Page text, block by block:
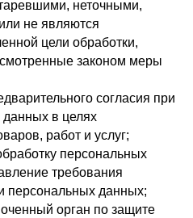
неточными,
не являются
цели обработки,
законом меры
согласия при
в целях
работ и услуг;
персональных
требования
персональных данных;
орган по защите